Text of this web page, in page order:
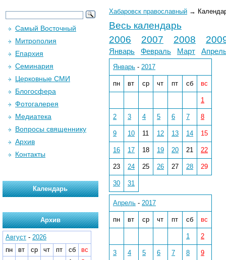
Хабаровск православный →
Весь календарь
2006
2007 2008
Январь Февраль Март
Январь - 2017
пн вт ср чт пт сб вс
1
2 3 4 5 6 7 8
9 10 11 12 13 14 15
16 17 18 19 20 21 22
23 24 25 26 27 28 29
30 31
Апрель - 2017
пн вт ср чт пт сб вс
1 2
3 4 5 6 7 8 9
Самый Восточный
Митрополия
Епархия
Семинария
Церковные СМИ
Блогосфера
Фотогалерея
Медиатека
Вопросы священнику
Архив
Контакты
Календарь
Архив
Август - 2026
пн
вт ср чт пт сб
вс